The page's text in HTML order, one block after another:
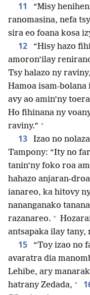
11
“Misy
ranomasina, nefa
sira eo foana kosa
12
“Hisy hazo
amoron’ilay
Tsy halazo ny raviny,
Hamoa isam-
avy ao amin’ny
Ho fihinana ny
raviny.” +
13
Izao no
Tampony: “Ity no
tanin’ny foko roa
hahazo anjaran-
ianareo, ka hitovy
nananganako
razanareo. +
antsapaka ilay tany,
15
“Toy izao no
avaratra dia
Lehibe, ary
hatrany Zedada, +